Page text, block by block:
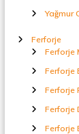
Yağmur
Ferforje
Ferforje
Ferforje
Ferforje
Ferforje
Ferforje